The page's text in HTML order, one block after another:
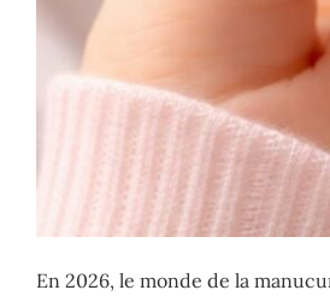
En 2026, le monde de la